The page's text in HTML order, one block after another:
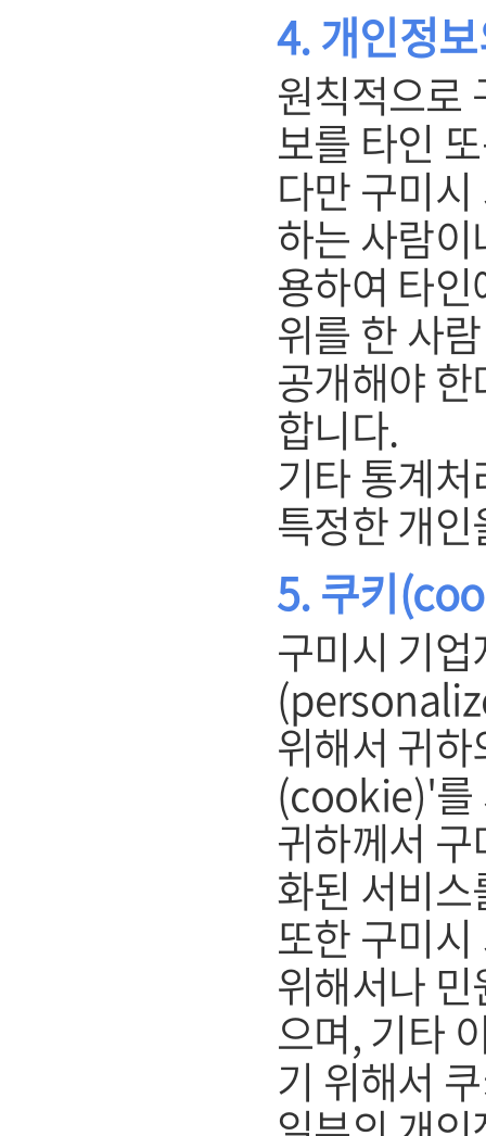
4. 개인정
원칙적으로
보를 타인
다만 구미
하는 사람
용하여 타
위를 한 사
공개해야
합니다.
기타 통계
특정한 개
5. 쿠키
구미시 기
위해서 귀
(cookie)'를
귀하께서
화된 서비
또한 구미
위해서나
으며, 기타
기 위해서